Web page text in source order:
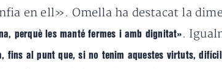
en ell». Omella ha destacat la
perquè les manté fermes i amb dignitat» .
fins al punt que, si no tenim aquestes virtuts,